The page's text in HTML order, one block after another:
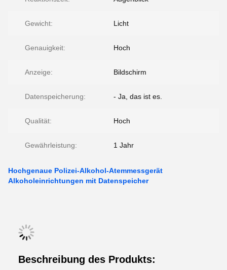
Gewicht: Licht
Genauigkeit: Hoch
Anzeige: Bildschirm
Datenspeicherung: - Ja, das ist es.
Qualität: Hoch
Gewährleistung: 1 Jahr
Hochgenaue Polizei-Alkohol-Atemmessgerät
Alkoholeinrichtungen mit Datenspeicher
Beschreibung des Produkts: